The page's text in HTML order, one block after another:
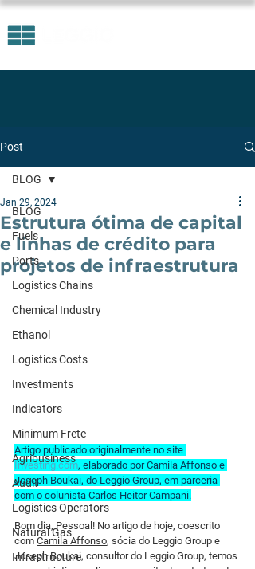
Post
BLOG
Fuels
Ports
Logistics Chains
Chemical Industry
Ethanol
Logistics Costs
Investments
Indicators
Minimum Frete
Agribusiness
Audit
Logistics Operators
Natural Gas
Infrastructure
BLOG
Estrutura ótima de capital
e linhas de crédito para
projetos de infraestrutura
Jan 29, 2024
Artigo publicado originalmente no site
Investing.com, elaborado por Camila Affonso e
Joseph Boukai, do Leggio Group, em parceria
com o colunista Carlos Heitor Campani.
Bom dia, Pessoal! No artigo de hoje, coescrito
com Camila Affonso, sócia do Leggio Group e
Joseph Boukai, consultor do Leggio Group, temos